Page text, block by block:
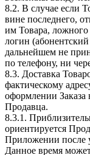
8.2. В случае если
вине последнего,
им Товара, ложного
логин
дальнейшем не
по телефону, ни
8.3. Доставка
фактическому
оформлении Заказа
Продавца.
8.3.1.
ориентируется
Приложении после
Данное время